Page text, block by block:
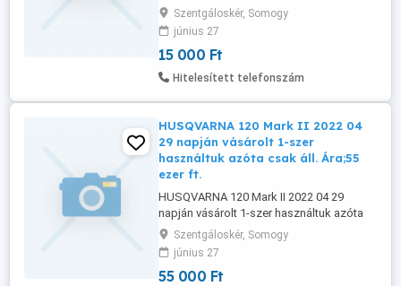
kesztyű-damilfej-szerszámok-heveder-4
szálas tárcsa- Gyári dobozában 1 szer
használtuk de felesleges lett
tartozékaival. Ár;Fix;15 ezer ft.
Szentgáloskér, Somogy
június 27
15 000 Ft
Hitelesített telefonszám
HUSQVARNA 120 Mark II 2022 04
29 napján vásárolt 1-szer
használtuk azóta csak áll. Ára;55
ezer ft.
HUSQVARNA 120 Mark II 2022 04 29
napján vásárolt 1-szer használtuk azóta
csak áll. Ára;55 ezer ft. Motor Teljesítmény
1,4 kW Lökettérfogat 38 cm
Láncsebesség maximum teljesítményen
16,8 m s 14" 3 8" H37 SN - EU 967 86 19 03
Szentgáloskér, Somogy
június 27
55 000 Ft